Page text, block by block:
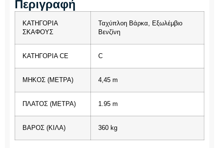
Περιγραφή
ΚΑΤΗΓΟΡΙΑ
ΣΚΑΦΟΥΣ
Ταχύπλοη Βάρκα, Εξωλέμβιο
Βενζίνη
ΚΑΤΗΓΟΡΙΑ CE C
ΜΗΚΟΣ (ΜΕΤΡΑ) 4,45 m
ΠΛΑΤΟΣ (ΜΕΤΡΑ) 1.95 m
ΒΑΡΟΣ (ΚΙΛΑ) 360 kg